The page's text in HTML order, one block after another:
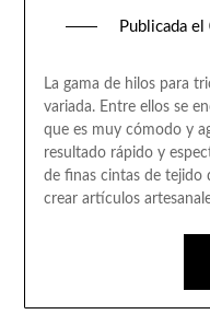
Publicada el
La gama de hilos para
variada. Entre ellos se
que es muy cómodo y
resultado rápido y
de finas cintas de tejido
crear artículos